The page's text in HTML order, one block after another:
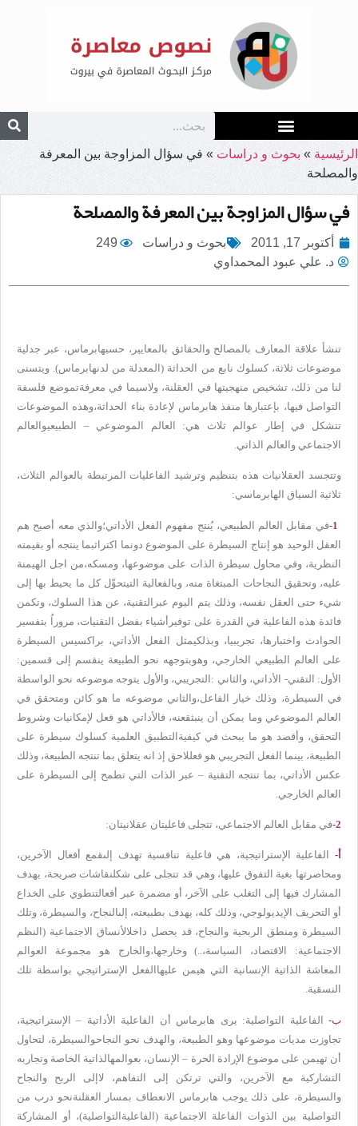
الرئيسية » بحوث و دراسات » في سؤال المزاوجة بين المعرفة
والمصلحة
في سؤال المزاوجة بين المعرفة والمصلحة
أكتوبر 17, 2011 بحوث و دراسات
249
د. علي عبود المحمداوي
تنشأ علاقة المعارف بالمصالح والحقائق بالمعايير، حسبهابرماس، عبر جدلية
موضوعات ثلاثة، كسلوك نابع من الحداثة (المعدلة من لدنهابرماس). ويتسنى
لنا من ذلك، تشخيص منهجيتها في العقلنة، ولاسيما في معرفةتموضع فلسفة
التواصل فيها، بإعتبارها منفذ هابرماس لإعادة بناء الحداثة،وهذه الموضوعات
تتشكل في إطار عوالم ثلاث هي: العالم الموضوعي – الطبيعيوالعالم
الاجتماعي والعالم الذاتي
وتتجسد العقلانيات هذه بتنظيم وترشيد الفاعليات المرتبطة بالعوالم الثلاث،
ثلاثية السياق الهابرماسي:
-1في مقابل العالم الطبيعي، يُنتج مفهوم الفعل الأداتي؛والذي معه أصبح هم
العقل الوحيد هو إنتاج السيطرة على الموضوع دونما اكتراثبما ينتجه أو بقيمته
النظرية، وفي محاول سيطرة الذات على موضوعها، ومسكه،من اجل الهيمنة
عليه، وتحقيق النجاحات المبتغاة منه، وبالفعالية التيتحوِّل كل ما يحيط بها إلى
شيء حتى العقل نفسه، وذلك يتم اليوم عبر التقنية، عن هذا السلوك، وتكمن
فائدة هذه الفاعلية في القدرة على توفير أشياء بفضل التقنيات، مروراُ بتفسير
الحوادث واختبارها، تجريبيا، وبذلكيمثل الفعل الأداتي، براكسيس السيطرة
على العالم الطبيعي الخارجي، وهوبتوجهه نحو الطبيعة ينقسم إلى قسمين:
الأول: التقني- الأداتي، والثاني :التجريبي، والأول يتوجه موضوعه نحو الواسطة
في السيطرة، وذلك خيار الفاعل،والثاني موضوعه ما هو كائن ومتحقق في
العالم الموضوعي وما يمكن أن ينبثقعنه، فالأداتي هو فعل لإمكانيات وشروط
التحقق، وأقصد هو ما يبحث في كيفيةالتطبيق العلمية كسلوك سيطرة على
الطبيعة، بينما الفعل التجريبي هو فعللاحق إذ انه يتعلق بما تنتجه الطبيعة، وذلك
عكس الأداتي، بما تنتجه التقنية – عبر الذات التي تطمح إلى السيطرة على
العالم الخارجي
-2في مقابل العالم الاجتماعي، تتجلى فاعليتان عقلانيتان:
أ- الفاعلية الإستراتيجية، هي فاعلية تنافسية تهدف إلىقمع أفعال الآخرين،
ومحاصرتها بغية التفوق عليها، وهي قد تتجلى على شكلنقاشات صريحة، يهدف
المشارك فيها إلى التغلب على الآخر، أو مضمرة عبر أفعالتنطوي على الخداع
أو التحريف الإيديولوجي، وذلك كله، يهدف بطبيعته، إلىالنجاح، والسيطرة، وتلك
السيطرة ومنطق الربحية والنجاح، قد يحصل داخلالأنساق الاجتماعية (النظم
الاجتماعية: الاقتصاد، السياسة،..) وخارجها،والخارج هو مجموعة العوالم
المعاشة الذاتية الإنسانية التي هيمن عليها الفعل الإستراتيجي بواسطة تلك
النسقية.
ب-الفاعلية التواصلية: يرى هابرماس أن الفاعلية الأداتية – الإستراتيجية،
تجاوزت مديات موضوعها وهو الطبيعة، والهدف نحو النجاحوالسيطرة، لتحاول
أن تهيمن على موضوع الإرادة الحرة – الإنسان، بعوالمهالذاتية الخاصة وتجاربه
التشاركية مع الآخرين، والتي ترتكن إلى التفاهم، لاإلى الربح والنجاح
والسيطرة، على ذلك يوجب هابرماس الانعطاف بمسار العقلنةنحو درب من
التواصلية بين الذوات الفاعلة الاجتماعية (الفاعليةالتواصلية)، أو المشاركة